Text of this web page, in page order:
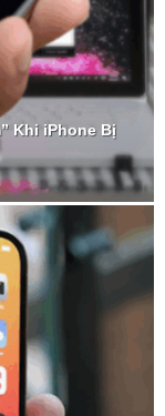
Khi iPhone Bị